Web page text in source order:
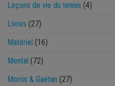
Leçons de vie du tennis (4)
Livres (27)
Matériel (16)
Mental (72)
Morris & Gaëtan (27)